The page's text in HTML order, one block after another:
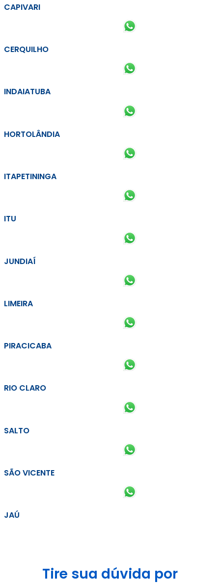
CAPIVARI
CERQUILHO
INDAIATUBA
HORTOLÂNDIA
ITAPETININGA
ITU
JUNDIAÍ
LIMEIRA
PIRACICABA
RIO CLARO
SALTO
SÃO VICENTE
JAÚ
Tire sua dúvida por